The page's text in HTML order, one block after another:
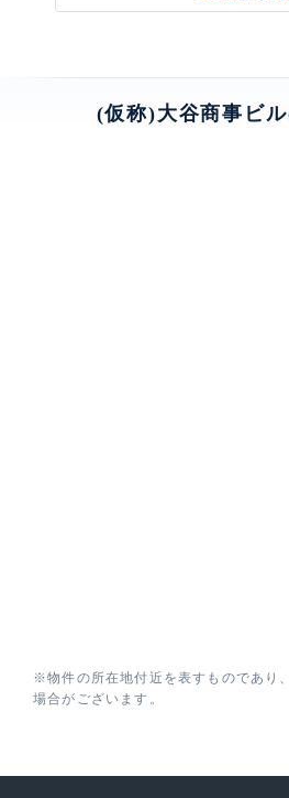
(仮称)大谷商事ビ
※物件の所在地付近を表すものであり
場合がございます。